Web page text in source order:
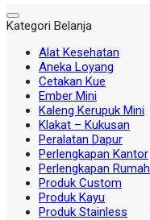
Kategori Belanja
Alat Kesehatan
Aneka Loyang
Cetakan Kue
Ember Mini
Kaleng Kerupuk Mini
Klakat – Kukusan
Peralatan Dapur
Perlengkapan Kantor
Perlengkapan Rumah
Produk Custom
Produk Kayu
Produk Stainless